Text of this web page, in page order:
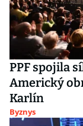
PPF spojila
Americký
Karlín
Byznys